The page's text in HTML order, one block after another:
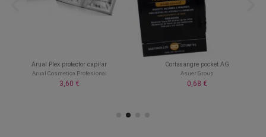
Arual Plex protector capilar
Arual Cosmetica Profesional
3,60 €
Cortasangre pocket AG
Asuer Group
0,68 €